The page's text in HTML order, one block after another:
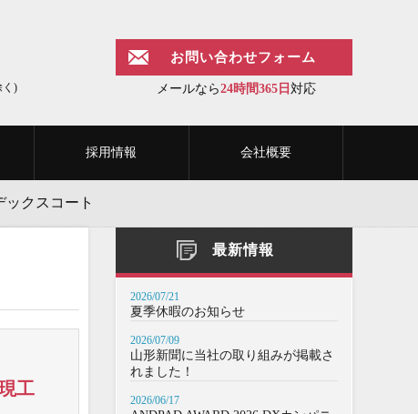
く)
お問い合わせフォーム
メールなら24時間365日 対応
採用情報 会社概要
クスコート
工
最新情報
2026/07/21
夏季休暇のお知らせ
2026/07/09
山形新聞に当社の取り組みが掲載さ
れました！
2026/06/17